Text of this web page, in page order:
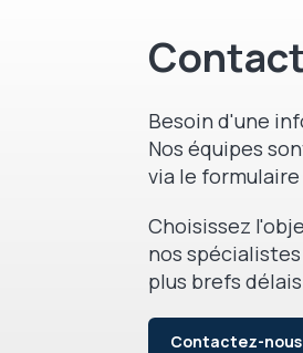
Besoin d'une
Nos équipes
via le
Choisissez
nos
plus brefs
Contactez-nous